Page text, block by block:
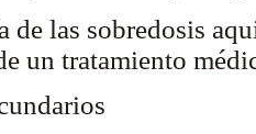
de las sobredosis
un tratamiento